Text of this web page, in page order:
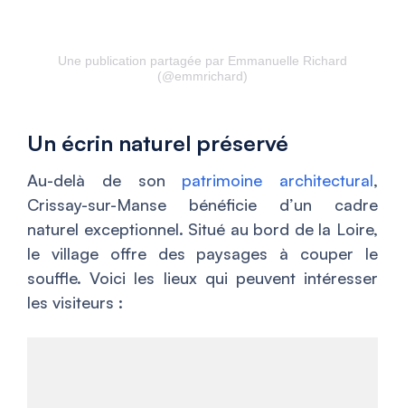
Une publication partagée par Emmanuelle Richard
(@emmrichard)
Un écrin naturel préservé
Au-delà de son patrimoine architectural,
Crissay-sur-Manse bénéficie d’un cadre
naturel exceptionnel. Situé au bord de la Loire,
le village offre des paysages à couper le
souffle. Voici les lieux qui peuvent intéresser
les visiteurs :